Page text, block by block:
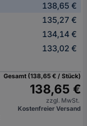
138,65 €
135,27 €
134,14 €
133,02 €
Gesamt (138,65 € / Stück)
138,65 €
zzgl. MwSt.
Kostenfreier Versand